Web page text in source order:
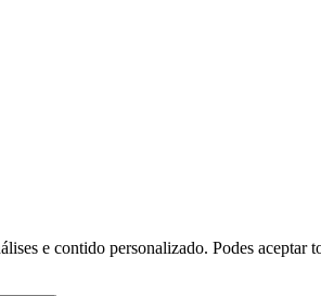
e contido personalizado. Podes